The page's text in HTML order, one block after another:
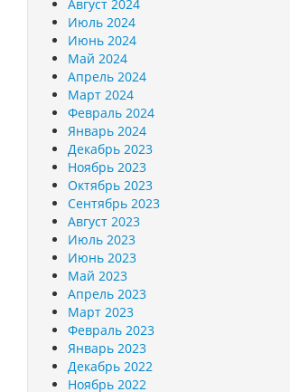
Август 2024
Июль 2024
Июнь 2024
Май 2024
Апрель 2024
Март 2024
Февраль 2024
Январь 2024
Декабрь 2023
Ноябрь 2023
Октябрь 2023
Сентябрь 2023
Август 2023
Июль 2023
Июнь 2023
Май 2023
Апрель 2023
Март 2023
Февраль 2023
Январь 2023
Декабрь 2022
Ноябрь 2022